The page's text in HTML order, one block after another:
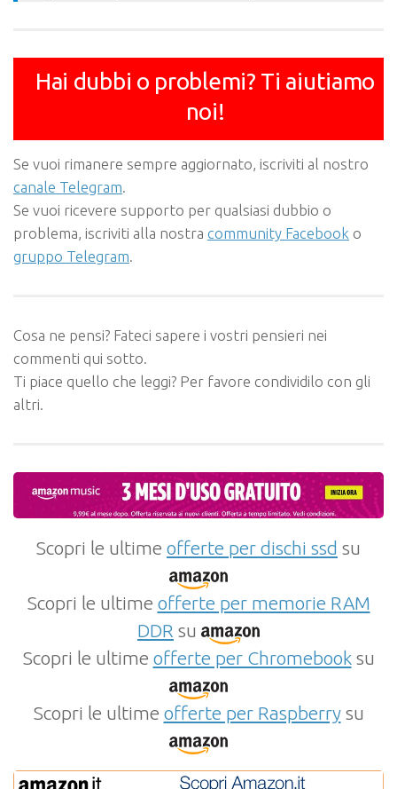
Hai dubbi o problemi? Ti aiutiamo
noi!
Se vuoi rimanere sempre aggiornato, iscriviti al nostro
canale Telegram.
Se vuoi ricevere supporto per qualsiasi dubbio o
problema, iscriviti alla nostra community Facebook o
gruppo Telegram.
Cosa ne pensi? Fateci sapere i vostri pensieri nei
commenti qui sotto.
Ti piace quello che leggi? Per favore condividilo con gli
altri.
Scopri le ultime offerte per dischi ssd su
Scopri le ultime offerte per memorie RAM
DDR su
Scopri le ultime offerte per Chromebooksu
Scopri le ultime offerte per Raspberrysu